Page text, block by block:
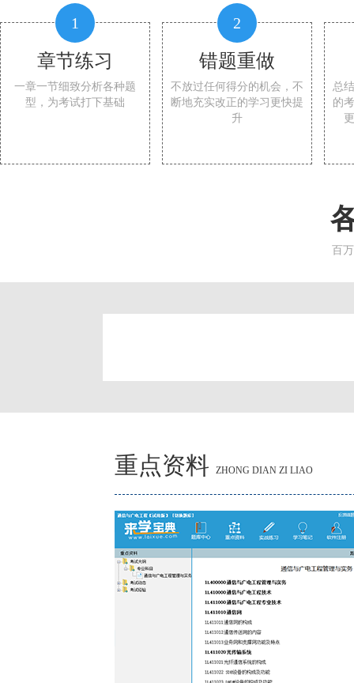
1
章节练习
一章一节细致分析各种题
型，为考试打下基础
2
错题重做
不放过任何得分的机会，不
断地充实改正的学习更快提
升
总
的
百
重点资料 ZHONG DIAN ZI LIAO